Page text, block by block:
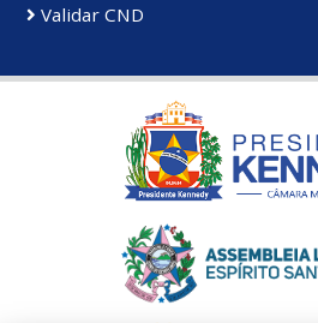
Validar CND